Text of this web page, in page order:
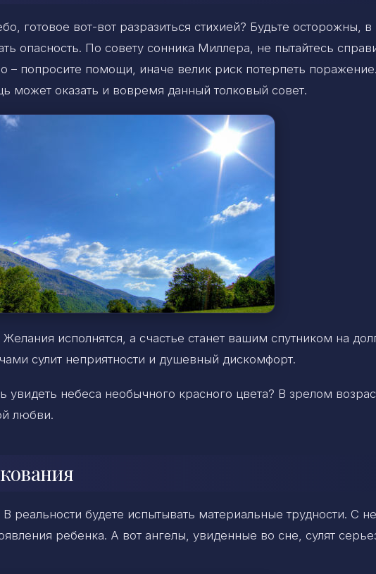
готовое вот-вот разразиться стихией? Будьте осторожны, в
опасность. По совету сонника Миллера, не пытайтесь
– попросите помощи, иначе велик риск потерпеть поражение.
оказать и вовремя данный толковый совет.
исполнятся, а счастье станет вашим спутником на
сулит неприятности и душевный дискомфорт.
увидеть небеса необычного красного цвета? В зрелом
любви.
реальности будете испытывать материальные трудности. С
ребенка. А вот ангелы, увиденные во сне, сулят